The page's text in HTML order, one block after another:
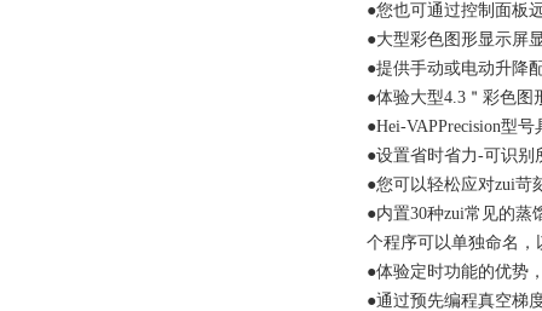
●您也可通过控制面板
●大型彩色图形显示屏
●提供手动或电动升降
●体验大型4.3＂彩色
●Hei-VAPPrecision型
●设置省时省力-可识
●您可以轻松应对zui
●内置30种zui常见的蒸
个程序可以单独命名
●体验定时功能的优势
●通过预先编程真空梯